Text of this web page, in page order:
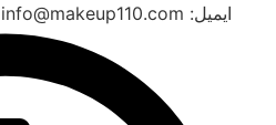
ایمیل: info@makeup110.com